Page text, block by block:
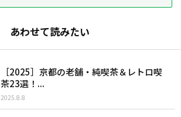
あわせて読みたい
［2025］京都の老舗・純喫茶＆レトロ喫
茶23選！...
2025.8.8